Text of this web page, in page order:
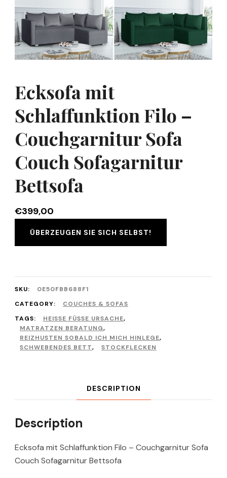
Ecksofa mit
Schlaffunktion Filo –
Couchgarnitur Sofa
Couch Sofagarnitur
Bettsofa
€399,00
ÜBERZEUGEN SIE SICH SELBST!
SKU:
0E50FBB688F1
CATEGORY:
COUCHES & SOFAS
TAGS:
HEISSE FÜSSE URSACHE,
MATRATZEN BERATUNG,
REIZHUSTEN SOBALD ICH MICH HINLEGE,
SCHWEBENDES BETT, STOCKFLECKEN
DESCRIPTION
Description
Ecksofa mit Schlaffunktion Filo – Couchgarnitur Sofa
Couch Sofagarnitur Bettsofa